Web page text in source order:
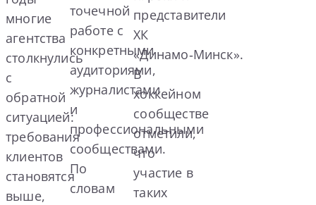
многие
агентства
столкнулись
с
обратной
ситуацией:
требования
клиентов
становятся
выше,
точечной
работе с
конкретными
аудиториями,
журналистами
и
профессиональными
сообществами.
По
словам
представители
ХК
«Динамо‑Минск».
В
хоккейном
сообществе
отметили,
что
участие в
таких